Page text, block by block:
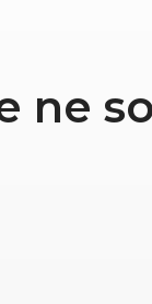
ne